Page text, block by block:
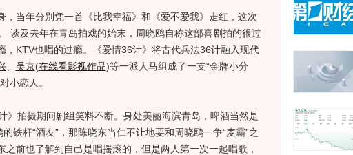
年分别凭一首《比我幸福》和《爱不爱我》走红，这次
谈及去年在青岛拍戏的始末，周晓鸥自称这部喜剧拍的很过
KTV也唱的过瘾。《爱情36计》将古代兵法36计融入现代
、 吴京(在线看影视作品)等一派人马组成了一支“金牌小分
小恋人。
摄期间剧组笑料不断。身处美丽海滨青岛，啤酒当然是
铁杆“酒友”，那陈晓东当仁不让地要和周晓鸥一争“麦霸”之
前也了解到自己是唱摇滚的，但是两人第一次一起唱歌，